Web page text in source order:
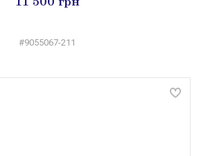
#9055067-211